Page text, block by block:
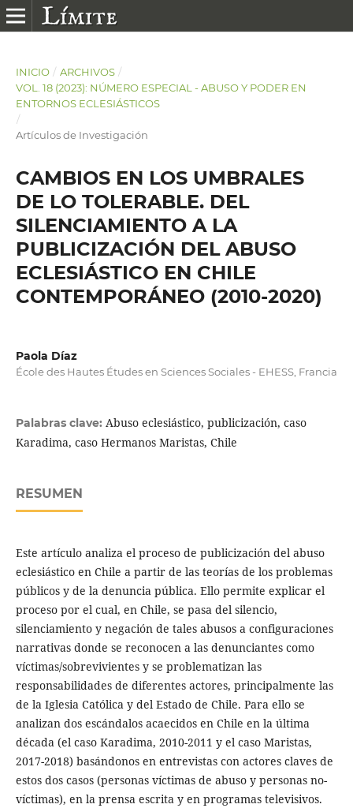
INICIO / ARCHIVOS /
VOL. 18 (2023): NÚMERO ESPECIAL - ABUSO Y PODER EN
ENTORNOS ECLESIÁSTICOS
/
Artículos de Investigación
CAMBIOS EN LOS UMBRALES
DE LO TOLERABLE. DEL
SILENCIAMIENTO A LA
PUBLICIZACIÓN DEL ABUSO
ECLESIÁSTICO EN CHILE
CONTEMPORÁNEO (2010-2020)
Paola Díaz
École des Hautes Études en Sciences Sociales - EHESS, Francia
Palabras clave: Abuso eclesiástico, publicización, caso
Karadima, caso Hermanos Maristas, Chile
RESUMEN
Este artículo analiza el proceso de publicización del abuso
eclesiástico en Chile a partir de las teorías de los problemas
públicos y de la denuncia pública. Ello permite explicar el
proceso por el cual, en Chile, se pasa del silencio,
silenciamiento y negación de tales abusos a configuraciones
narrativas donde se reconocen a las denunciantes como
víctimas/sobrevivientes y se problematizan las
responsabilidades de diferentes actores, principalmente las
de la Iglesia Católica y del Estado de Chile. Para ello se
analizan dos escándalos acaecidos en Chile en la última
década (el caso Karadima, 2010-2011 y el caso Maristas,
2017-2018) basándonos en entrevistas con actores claves de
estos dos casos (personas víctimas de abuso y personas no-
víctimas), en la prensa escrita y en programas televisivos.